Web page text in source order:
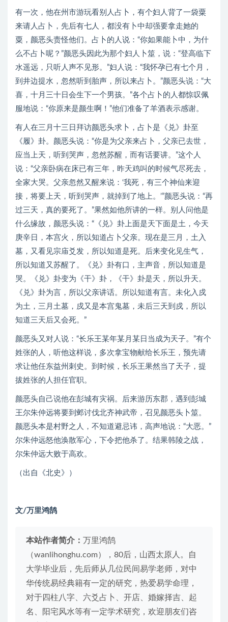
有一次，他在州市游玩看别人占卜，有个妇人背了一袋粟
来请人占卜，先后有七人，都没有卜中却强要拿走她的
粟，颜恶头责怪他们。占卜的人说：“你如果能卜中，为什
么不占卜呢？”颜恶头因此为那个妇人卜筮，说：“登高临下
水遥远，只听人声不见形。”妇人说：“我怀孕已有七个月，
到井边提水，忽然听到胎声，所以来占卜。”颜恶头说：“大
喜，十月三十日会生下一个男孩。”各个占卜的人都惊叹佩
服地说：“你原来是颜生啊！”他们准备了羊酒表示感谢。
有人在三月十三日拜访颜恶头求卜，占卜是《兑》卦至
《履》卦。颜恶头说：“你是为父亲来占卜，父亲已去世，
应当上天，听到哭声，忽然苏醒，而有话要讲。”这个人
说：“父亲卧病在床已有三年，昨天鸡叫的时候气尽死去，
全家大哭。父亲忽然又醒来说：‘我死，有三个神仙来迎
接，将要上天，听到哭声，就掉到了地上。’”颜恶头说：“再
过三天，真的要死了。”果然如他所讲的一样。别人问他是
什么缘故，颜恶头说：“《兑》卦上面是天下面是土，今天
庚辛日，本宫火，所以知道占卜父亲。现在是三月，土入
墓，又看见宗庙爻发，所以知道是死。后来变化见生气，
所以知道又苏醒了。《兑》卦有口，主声音，所以知道是
哭。《兑》卦变为《干》卦，《干》卦是天，所以升天。
《兑》卦为言，所以父亲讲话。所以知道有言。未化入戍
为土，三月土墓，戍又是本宫鬼墓，未后三天到戍，所以
知道三天后又会死。”
颜恶头又对人说：“长乐王某年某月某日当成为天子。”有个
姓张的人，听他这样说，多次拿宝物献给长乐王，预先请
求让他任东益州刺史。到时候，长乐王果然当了天子，提
拔姓张的人担任官职。
颜恶头自己说他在彭城有灾祸。后来游历东郡，遇到彭城
王尔朱仲远将要到邺讨伐北齐神武帝，召见颜恶头卜筮。
颜恶头本是村野之人，不知道避忌讳，高声地说：“大恶。”
尔朱仲远怒他涣散军心，下令把他杀了。结果韩陵之战，
尔朱仲远大败于高欢。
（出自《北史》）
文/万里鸿鹄
本站作者简介： 万里鸿鹄
（wanlihonghu.com），80后，山西太原人。自
大学毕业后，先后师从几位民间易学老师，对中
华传统易经典籍有一定的研究，热爱易学命理，
对于四柱八字、六爻占卜、开店、婚嫁择吉、起
名、阳宅风水等有一定学术研究，欢迎朋友们咨